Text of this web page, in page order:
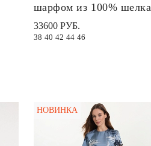
шарфом из 100% шелка
33600 РУБ.
38 40 42 44 46
НОВИНКА